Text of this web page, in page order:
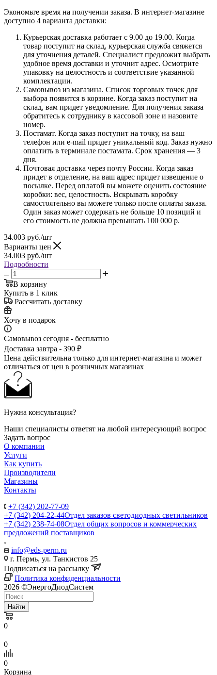
Экономьте время на получении заказа. В интернет-магазине
доступно 4 варианта доставки:
Курьерская доставка работает с 9.00 до 19.00. Когда
товар поступит на склад, курьерская служба свяжется
для уточнения деталей. Специалист предложит выбрать
удобное время доставки и уточнит адрес. Осмотрите
упаковку на целостность и соответствие указанной
комплектации.
Самовывоз из магазина. Список торговых точек для
выбора появится в корзине. Когда заказ поступит на
склад, вам придет уведомление. Для получения заказа
обратитесь к сотруднику в кассовой зоне и назовите
номер.
Постамат. Когда заказ поступит на точку, на ваш
телефон или e-mail придет уникальный код. Заказ нужно
оплатить в терминале постамата. Срок хранения — 3
дня.
Почтовая доставка через почту России. Когда заказ
придет в отделение, на ваш адрес придет извещение о
посылке. Перед оплатой вы можете оценить состояние
коробки: вес, целостность. Вскрывать коробку
самостоятельно вы можете только после оплаты заказа.
Один заказ может содержать не больше 10 позиций и
его стоимость не должна превышать 100 000 р.
34.003 руб./шт
Варианты цен
34.003 руб./шт
Подробности
В корзину
Купить в 1 клик
Рассчитать доставку
Хочу в подарок
Самовывоз сегодня - бесплатно
Доставка завтра - 390 ₽
Цена действительна только для интернет-магазина и может
отличаться от цен в розничных магазинах
Нужна консультация?
Наши специалисты ответят на любой интересующий вопрос
Задать вопрос
О компании
Услуги
Как купить
Производители
Магазины
Контакты
+7 (342) 202-77-09
+7 (342) 204-22-44Отдел заказов светодиодных светильников
+7 (342) 238-74-08Отдел общих вопросов и коммерческих
предложений поставщиков
info@eds-perm.ru
г. Пермь, ул. Танкистов 25
Подписаться на рассылку
Политика конфиденциальности
2026 ©ЭнергоДиодСистем
Найти
0
0
0
Корзина